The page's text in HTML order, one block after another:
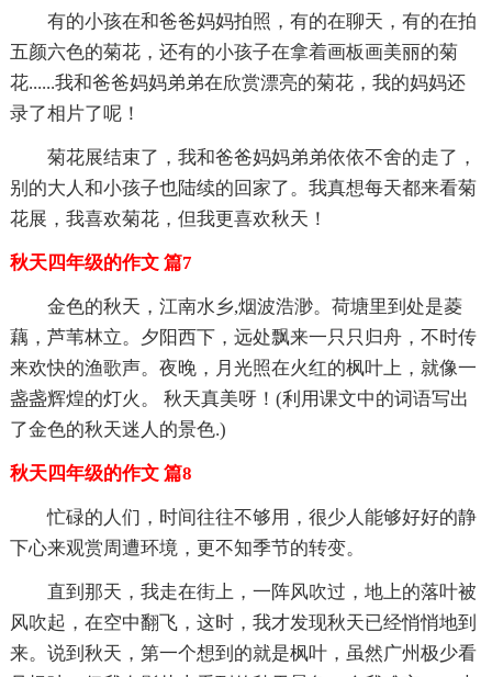
有的小孩在和爸爸妈妈拍照，有的在聊天，有的在拍
五颜六色的菊花，还有的小孩子在拿着画板画美丽的菊
花......我和爸爸妈妈弟弟在欣赏漂亮的菊花，我的妈妈还
录了相片了呢！
菊花展结束了，我和爸爸妈妈弟弟依依不舍的走了，
别的大人和小孩子也陆续的回家了。我真想每天都来看菊
花展，我喜欢菊花，但我更喜欢秋天！
秋天四年级的作文 篇7
金色的秋天，江南水乡,烟波浩渺。荷塘里到处是菱
藕，芦苇林立。夕阳西下，远处飘来一只只归舟，不时传
来欢快的渔歌声。夜晚，月光照在火红的枫叶上，就像一
盏盏辉煌的灯火。 秋天真美呀！(利用课文中的词语写出
了金色的秋天迷人的景色.)
秋天四年级的作文 篇8
忙碌的人们，时间往往不够用，很少人能够好好的静
下心来观赏周遭环境，更不知季节的转变。
直到那天，我走在街上，一阵风吹过，地上的落叶被
风吹起，在空中翻飞，这时，我才发现秋天已经悄悄地到
来。说到秋天，第一个想到的就是枫叶，虽然广州极少看